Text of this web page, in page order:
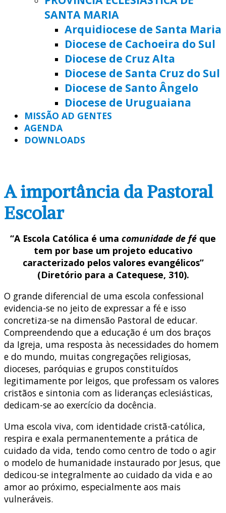
SANTA MARIA
Arquidiocese de Santa Maria
Diocese de Cachoeira do Sul
Diocese de Cruz Alta
Diocese de Santa Cruz do Sul
Diocese de Santo Ângelo
Diocese de Uruguaiana
MISSÃO AD GENTES
AGENDA
DOWNLOADS
A importância da Pastoral
Escolar
“A Escola Católica é uma comunidade de fé que
tem por base um projeto educativo
caracterizado pelos valores evangélicos”
(Diretório para a Catequese, 310).
O grande diferencial de uma escola confessional
evidencia-se no jeito de expressar a fé e isso
concretiza-se na dimensão Pastoral de educar.
Compreendendo que a educação é um dos braços
da Igreja, uma resposta às necessidades do homem
e do mundo, muitas congregações religiosas,
dioceses, paróquias e grupos constituídos
legitimamente por leigos, que professam os valores
cristãos e sintonia com as lideranças eclesiásticas,
dedicam-se ao exercício da docência.
Uma escola viva, com identidade cristã-católica,
respira e exala permanentemente a prática de
cuidado da vida, tendo como centro de todo o agir
o modelo de humanidade instaurado por Jesus, que
dedicou-se integralmente ao cuidado da vida e ao
amor ao próximo, especialmente aos mais
vulneráveis.